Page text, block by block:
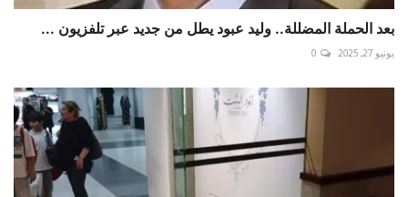
بعد الحملة المضللة.. وليد عبود يطل من جديد عبر تلفزيون ...
يونيو 27, 2025 0